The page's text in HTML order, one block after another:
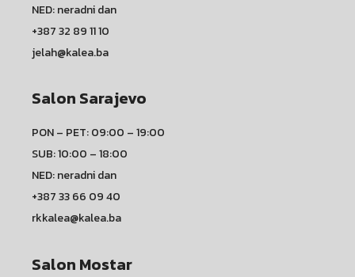
NED: neradni dan
+387 32 89 11 10
jelah@kalea.ba
Salon Sarajevo
PON – PET: 09:00 – 19:00
SUB: 10:00 – 18:00
NED: neradni dan
+387 33 66 09 40
rkkalea@kalea.ba
Salon Mostar